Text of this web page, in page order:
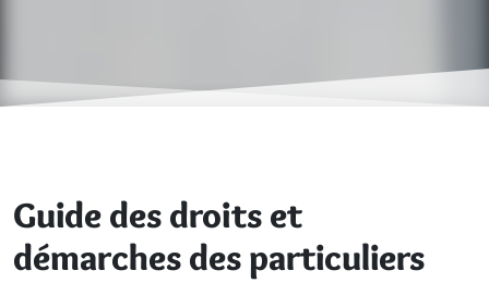
Guide des droits et
démarches des particuliers